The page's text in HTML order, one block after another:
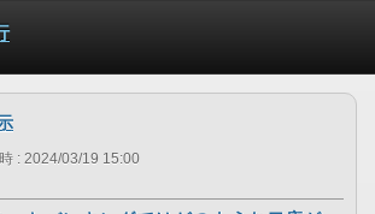
: 2024/03/19 15:00